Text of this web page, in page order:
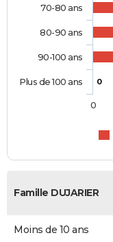
0
70-80 ans
80-90 ans
90-100 ans
Plus de 100 ans
0
Famille DUJARIER
Moins de 10 ans